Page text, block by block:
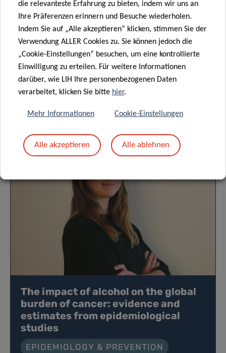
ZENTRUM FÜR KLINISCHE UND EPIDEMIOLOGISCHE
UNTERSUCHUNGEN (CIEC)
PRECISION HEALTH ABTEILUNG
Anstehende Veranstaltungen
The impact of alcohol on the global
burden of cancer: evidence and
estimates from epidemiological
studies
EPIDEMIOLOGY & PREVENTION
die relevanteste Erfahrung zu bieten, indem wir uns an
Ihre Präferenzen erinnern und Besuche wiederholen.
Indem Sie auf „Alle akzeptieren“ klicken, stimmen Sie der
Verwendung ALLER Cookies zu. Sie können jedoch die
„Cookie-Einstellungen“ besuchen, um eine kontrollierte
Einwilligung zu erteilen. Für weitere Informationen
darüber, wie LIH Ihre personenbezogenen Daten
verarbeitet, klicken Sie bitte hier.
Mehr Informationen Cookie-Einstellungen
Alle akzeptieren Alle ablehnen